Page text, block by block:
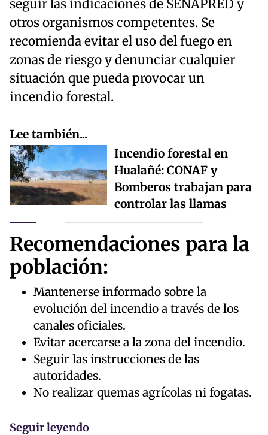
seguir las indicaciones de SENAPRED y
otros organismos competentes. Se
recomienda evitar el uso del fuego en
zonas de riesgo y denunciar cualquier
situación que pueda provocar un
incendio forestal.
Lee también...
Incendio forestal en
Hualañé: CONAF y
Bomberos trabajan para
controlar las llamas
Recomendaciones para la
población:
Mantenerse informado sobre la
evolución del incendio a través de los
canales oficiales.
Evitar acercarse a la zona del incendio.
Seguir las instrucciones de las
autoridades.
No realizar quemas agrícolas ni fogatas.
Seguir leyendo